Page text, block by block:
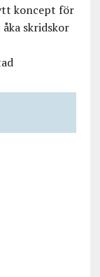
koncept för
skridskor